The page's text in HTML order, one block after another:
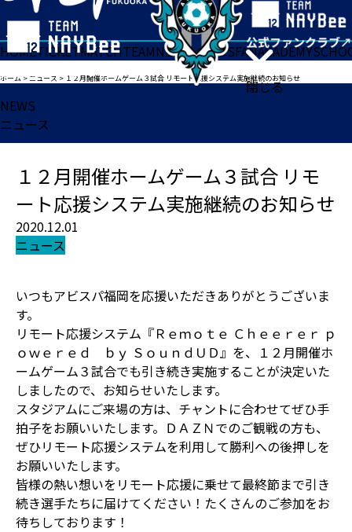
閉じる
HOMETICKETMATCHTEAMNEWSGOODSFANACADEMY
ホーム >ニュース > １２月開催ホームゲーム３試合 リモート応援システム実施継続のお知らせ
NEWS
ニュース
１２月開催ホームゲーム３試合 リモ
ート応援システム実施継続のお知らせ
2020.12.01
ニュース
いつもアビスパ福岡を応援いただきありがとうございま
す。
リモート応援システム『Ｒｅｍｏｔｅ Ｃｈｅｅｒｅｒ ｐ
ｏｗｅｒｅｄ ｂｙ ＳｏｕｎｄＵＤ』を、１２月開催ホ
ームゲーム３試合でも引き続き実施することが決定いた
しましたので、お知らせいたします。
スタジアムにご来場の方は、チャントに合わせてぜひ手
拍子をお願いいたします。ＤＡＺＮでのご観戦の方も、
ぜひリモート応援システムを利用して勝利への後押しを
お願いいたします。
皆様の熱い想いをリモート応援に乗せて最終節まで引き
続き選手たちに届けてください！たくさんのご参加をお
待ちしております！